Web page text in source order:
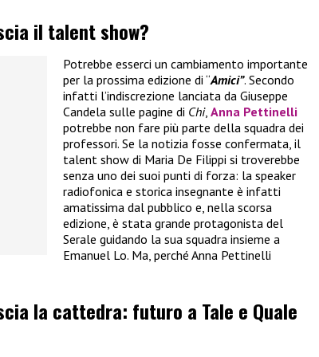
il talent show?
Potrebbe esserci un cambiamento importante
per la prossima edizione di “Amici”. Secondo
infatti l’indiscrezione lanciata da Giuseppe
Candela sulle pagine di Chi, Anna Pettinelli
potrebbe non fare più parte della squadra dei
professori. Se la notizia fosse confermata, il
talent show di Maria De Filippi si troverebbe
senza uno dei suoi punti di forza: la speaker
radiofonica e storica insegnante è infatti
amatissima dal pubblico e, nella scorsa
edizione, è stata grande protagonista del
Serale guidando la sua squadra insieme a
Emanuel Lo. Ma, perché Anna Pettinelli
la cattedra: futuro a Tale e Quale